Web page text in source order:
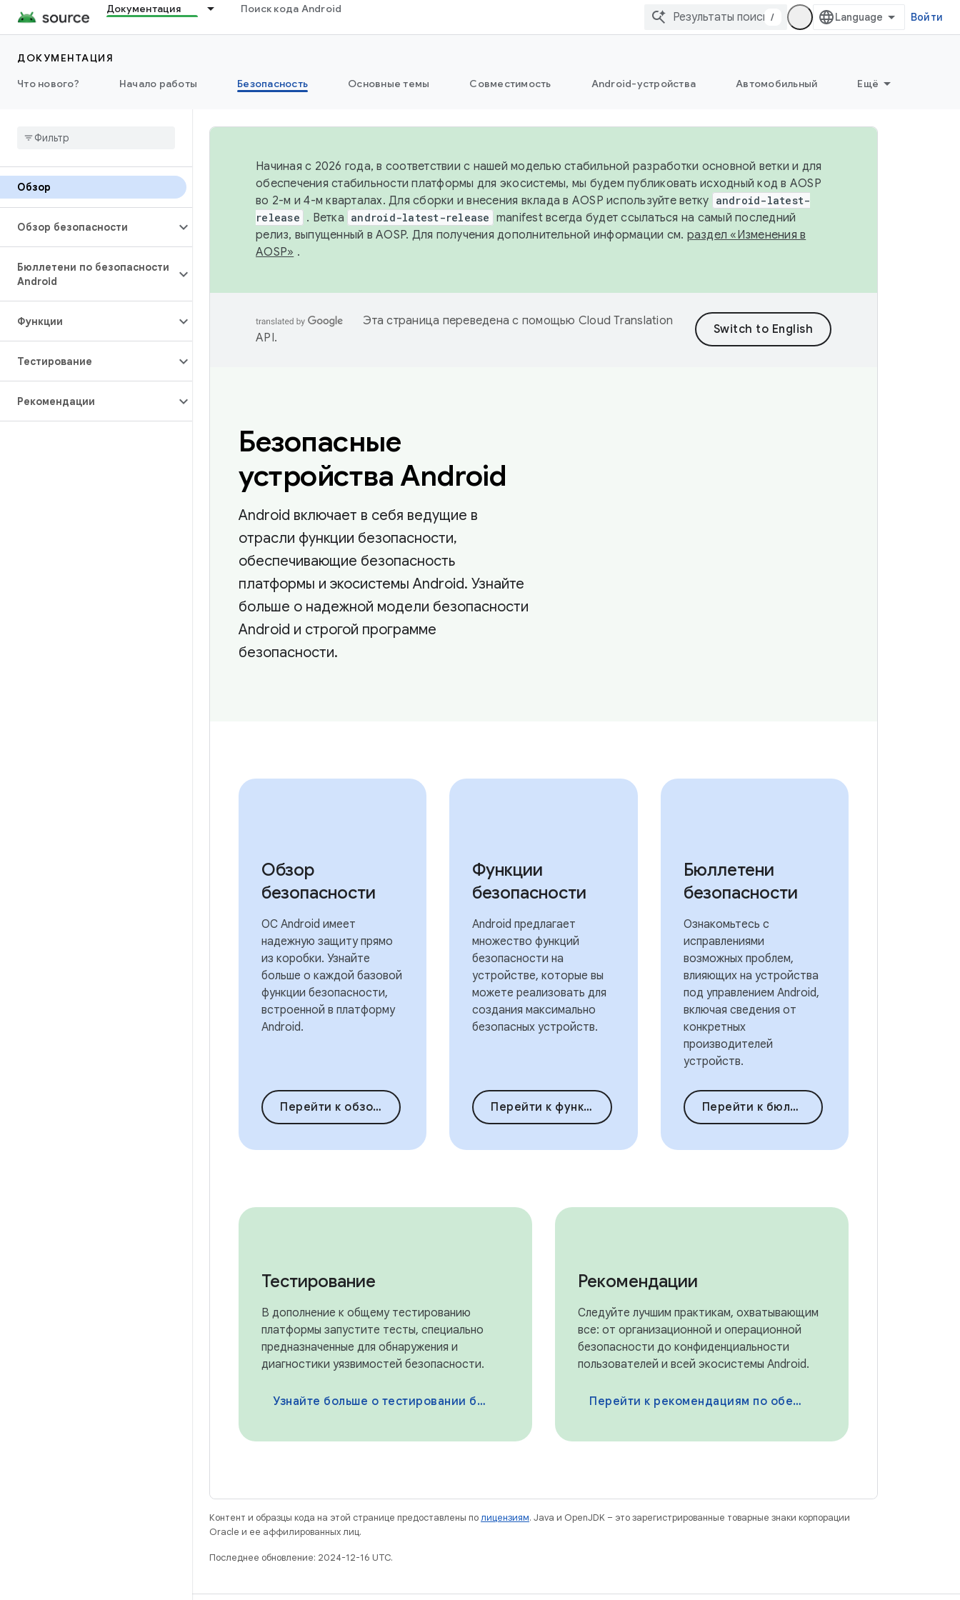
Документация Поиск кода Android
/ Войти
ДОКУМЕНТАЦИЯ
Что нового?
Начало работы Безопасность Основные темы Совместимость Android-устройства Автомобильный Ещё
Обзор
Обзор безопасности
Бюллетени по безопасности
Android
Функции
Тестирование
Рекомендации
Начиная с 2026 года, в соответствии с нашей моделью стабильной разработки основной ветки и для
обеспечения стабильности платформы для экосистемы, мы будем публиковать исходный код в AOSP
во 2-м и 4-м кварталах. Для сборки и внесения вклада в AOSP используйте ветку android-latest-
release . Ветка android-latest-release manifest всегда будет ссылаться на самый последний
релиз, выпущенный в AOSP. Для получения дополнительной информации см. раздел «Изменения в
AOSP» .
Эта страница переведена с помощью Cloud Translation
API.
Безопасные
устройства Android
Android включает в себя ведущие в
отрасли функции безопасности,
обеспечивающие безопасность
платформы и экосистемы Android. Узнайте
больше о надежной модели безопасности
Android и строгой программе
безопасности.
Обзор
безопасности
ОС Android имеет
надежную защиту прямо
из коробки. Узнайте
больше о каждой базовой
функции безопасности,
встроенной в платформу
Android.
Перейти к обзору безопасности
Функции
безопасности
Android предлагает
множество функций
безопасности на
устройстве, которые вы
можете реализовать для
создания максимально
безопасных устройств.
Перейти к функциям безопасности
Бюллетени
безопасности
Ознакомьтесь с
исправлениями
возможных проблем,
влияющих на устройства
под управлением Android,
включая сведения от
конкретных
производителей
устройств.
Перейти к бюллетеням по безопасности
Тестирование
В дополнение к общему тестированию
платформы запустите тесты, специально
предназначенные для обнаружения и
диагностики уязвимостей безопасности.
Узнайте больше о тестировании безопасности
Рекомендации
Следуйте лучшим практикам, охватывающим
все: от организационной и операционной
безопасности до конфиденциальности
пользователей и всей экосистемы Android.
Перейти к рекомендациям по обеспечению безопасности
Контент и образцы кода на этой странице предоставлены полицензиям. Java и OpenJDK – это зарегистрированные товарные знаки корпорации
Oracle и ее аффилированных лиц.
Последнее обновление: 2024-12-16 UTC.